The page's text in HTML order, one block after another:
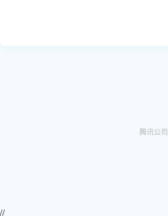
腾讯公司
//